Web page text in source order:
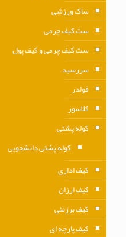
ساک ورزشی
ست کیف چرمی
ست کیف چرمی و کیف پول
سررسید
فولدر
کلاسور
کوله پشتی
کوله پشتی دانشجویی
کیف اداری
کیف ارزان
کیف برزنتی
کیف پارچه ای